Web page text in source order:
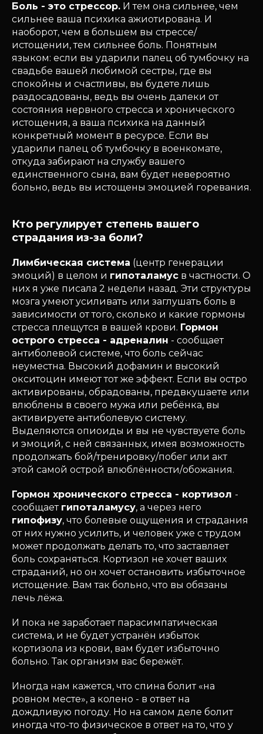
Боль - это стрессор. И тем она сильнее, чем
сильнее ваша психика ажиотирована. И
наоборот, чем в большем вы стрессе/
истощении, тем сильнее боль. Понятным
языком: если вы ударили палец об тумбочку на
свадьбе вашей любимой сестры, где вы
спокойны и счастливы, вы будете лишь
раздосадованы, ведь вы очень далеки от
состояния нервного стресса и хронического
истощения, а ваша психика на данный
конкретный момент в ресурсе. Если вы
ударили палец об тумбочку в военкомате,
откуда забирают на службу вашего
единственного сына, вам будет невероятно
больно, ведь вы истощены эмоцией горевания.
Кто регулирует степень вашего
страдания из-за боли?
Лимбическая система (центр генерации
эмоций) в целом и гипоталамус в частности. О
них я уже писала 2 недели назад. Эти структуры
мозга умеют усиливать или заглушать боль в
зависимости от того, сколько и какие гормоны
стресса плещутся в вашей крови. Гормон
острого стресса - адреналин - сообщает
антиболевой системе, что боль сейчас
неуместна. Высокий дофамин и высокий
окситоцин имеют тот же эффект. Если вы остро
активированы, обрадованы, предвкушаете или
влюблены в своего мужа или ребёнка, вы
активируете антиболевую систему.
Выделяются опиоиды и вы не чувствуете боль
и эмоций, с ней связанных, имея возможность
продолжать бой/тренировку/побег или акт
этой самой острой влюблённости/обожания.
Гормон хронического стресса - кортизол -
сообщает гипоталамусу, а через него
гипофизу, что болевые ощущения и страдания
от них нужно усилить, и человек уже с трудом
может продолжать делать то, что заставляет
боль сохраняться. Кортизол не хочет ваших
страданий, но он хочет остановить избыточное
истощение. Вам так больно, что вы обязаны
лечь лёжа.
И пока не заработает парасимпатическая
система, и не будет устранён избыток
кортизола из крови, вам будет избыточно
больно. Так организм вас бережёт.
Иногда нам кажется, что спина болит «на
ровном месте», а колено - в ответ на
дождливую погоду. Но на самом деле болит
иногда что-то физическое в ответ на то, что у